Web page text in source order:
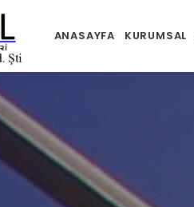
ANASAYFA KURUMSAL